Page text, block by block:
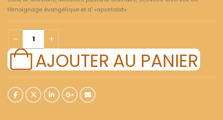
témoignage évangélique et d' «apostolat»
AJOUTER AU PANIER